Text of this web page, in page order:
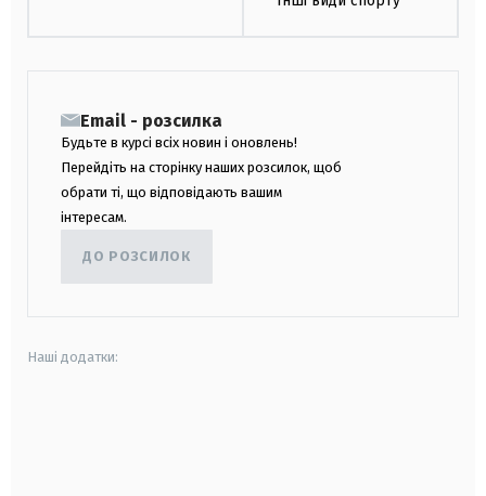
Email - розсилка
Будьте в курсі всіх новин і оновлень!
Перейдіть на сторінку наших розсилок, щоб
обрати ті, що відповідають вашим
інтересам.
ДО РОЗСИЛОК
Наші додатки: